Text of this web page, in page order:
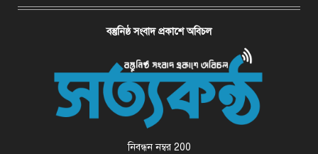
বস্তুনিষ্ঠ সংবাদ প্রকাশে অবিচল
নিবন্ধন নম্বর 200